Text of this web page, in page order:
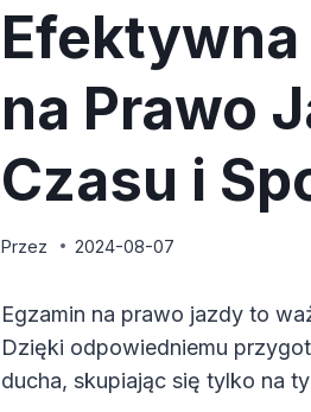
Efektywna
na Prawo
Czasu i
Przez 2024-08-07
Egzamin na prawo jazdy to
Dzięki odpowiedniemu
ducha, skupiając się tylko na